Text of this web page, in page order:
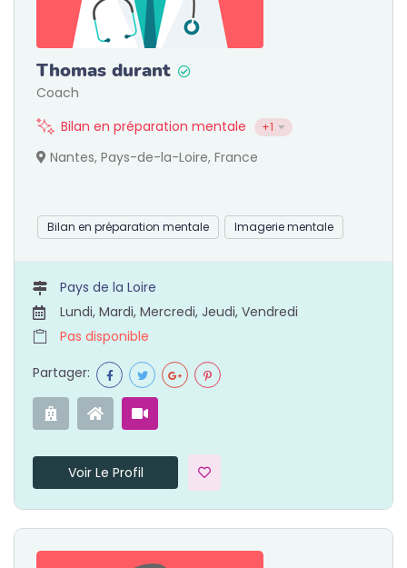
Thomas durant
Coach
Bilan en préparation mentale
+1
Nantes, Pays-de-la-Loire, France
Bilan en préparation mentale Imagerie mentale
Pays de la Loire
Lundi, Mardi, Mercredi, Jeudi, Vendredi
Pas disponible
Partager:
Voir Le Profil